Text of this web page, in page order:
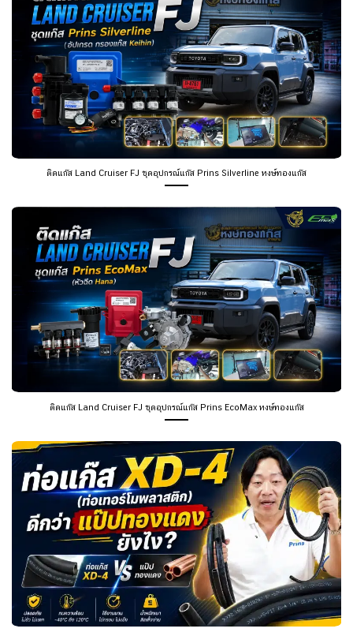
ติดแก๊ส Land Cruiser FJ ชุดอุปกรณ์แก๊ส Prins Silverline หงษ์ทองแก๊ส
ติดแก๊ส Land Cruiser FJ ชุดอุปกรณ์แก๊ส Prins EcoMax หงษ์ทองแก๊ส